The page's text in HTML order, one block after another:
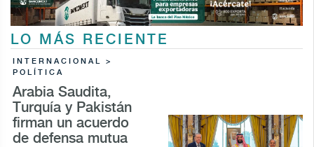
LO MÁS RECIENTE
INTERNACIONAL >
POLÍTICA
Arabia Saudita,
Turquía y Pakistán
firman un acuerdo
de defensa mutua